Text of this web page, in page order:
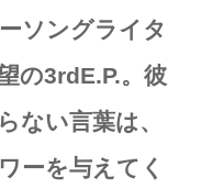
ソングライタ
の3rdE.P.。彼
ない言葉は、
ーを与えてく